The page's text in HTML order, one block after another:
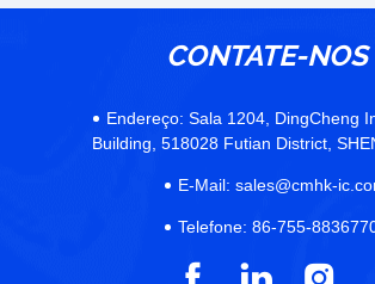
CONTATE-NOS
Endereço: Sala 1204, DingCheng
Building, 518028 Futian District,
E-Mail: sales@cmhk-
Telefone: 86-755-